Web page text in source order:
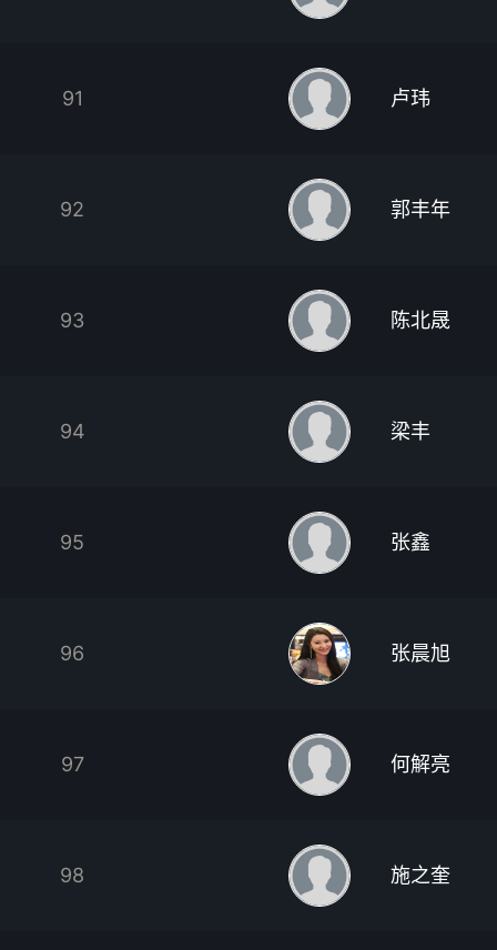
91 卢玮
92 郭丰年
93 陈北晟
94 梁丰
95 张鑫
96 张晨旭
97 何解亮
98 施之奎